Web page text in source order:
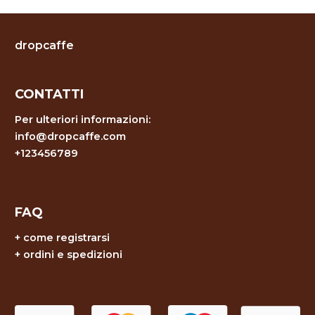
dropcaffe
CONTATTI
Per ulteriori informazioni:
info@dropcaffe.com
+123456789
FAQ
+ come registrarsi
+ ordini e spedizioni